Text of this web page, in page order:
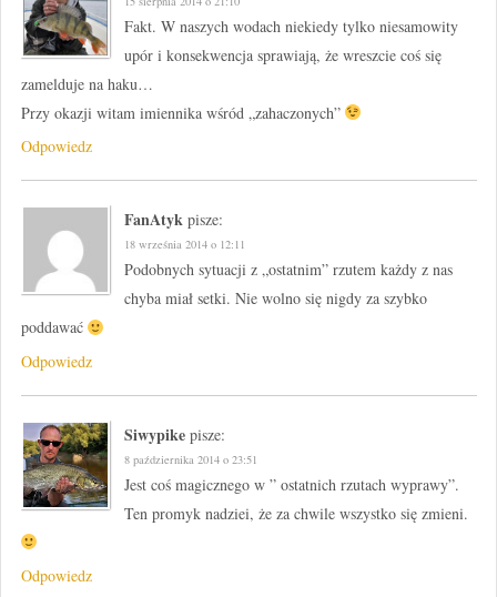
Fakt. W naszych wodach niekiedy tylko niesamowity
upór i konsekwencja sprawiają, że wreszcie coś się
zamelduje na haku…
Przy okazji witam imiennika wśród „zahaczonych”
Odpowiedz
FanAtyk pisze:
18 września 2014 o 12:11
Podobnych sytuacji z „ostatnim” rzutem każdy z nas
chyba miał setki. Nie wolno się nigdy za szybko
poddawać
Odpowiedz
Siwypike pisze:
8 października 2014 o 23:51
Jest coś magicznego w ” ostatnich rzutach wyprawy”.
Ten promyk nadziei, że za chwile wszystko się zmieni.
Odpowiedz